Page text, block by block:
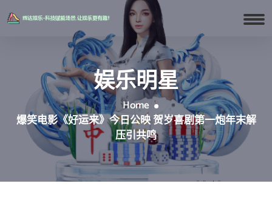
娱乐明星
Home
爆笑电影《好运来》今日公映 贺岁喜剧第一炮年末解
压引共鸣